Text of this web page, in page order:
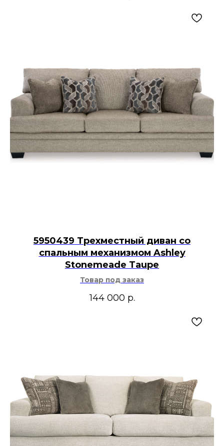
5950439 Трехместный диван со
спальным механизмом Ashley
Stonemeade Taupe
Товар под заказ
144 000 р.